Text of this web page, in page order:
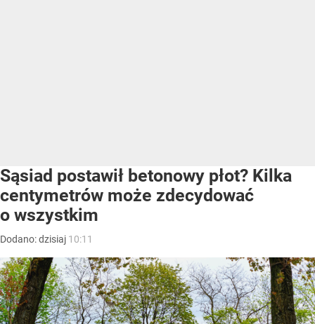
Sąsiad postawił betonowy płot? Kilka
centymetrów może zdecydować
o wszystkim
Dodano:dzisiaj 10:11